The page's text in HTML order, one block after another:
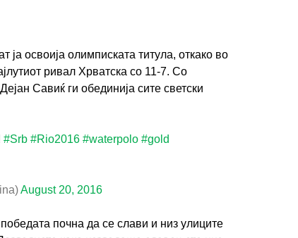
ја освоија олимписката титула, откако во
ривал Хрватска со 11-7. Со
Савиќ ги обединија сите светски
#Srb #Rio2016 #waterpolo #gold
August 20, 2016
почна да се слави и низ улиците